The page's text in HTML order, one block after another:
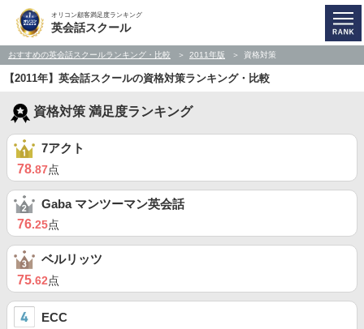
オリコン顧客満足度ランキング
英会話スクール
おすすめの英会話スクールランキング・比較 2011年版 資格対策
【2011年】英会話スクールの資格対策ランキング・比較
資格対策 満足度ランキング
7アクト
78.87点
Gaba マンツーマン英会話
76.25点
ベルリッツ
75.62点
ECC